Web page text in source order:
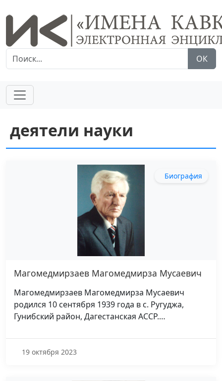
ОК
деятели науки
Биография
Магомедмирзаев Магомедмирза Мусаевич
Магомедмирзаев Магомедмирза Мусаевич
родился 10 сентября 1939 года в с. Ругуджа,
Гунибский район, Дагестанская АССР.…
19 октября 2023